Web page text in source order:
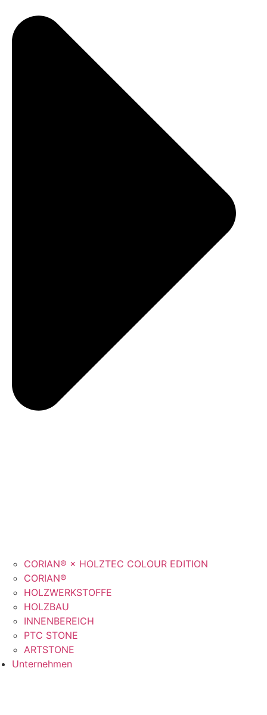
CORIAN® × HOLZTEC COLOUR EDITION
CORIAN®
HOLZWERKSTOFFE
HOLZBAU
INNENBEREICH
PTC STONE
ARTSTONE
Unternehmen